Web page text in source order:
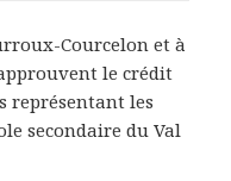
Courcelon et à
le crédit
représentant les
secondaire du Val